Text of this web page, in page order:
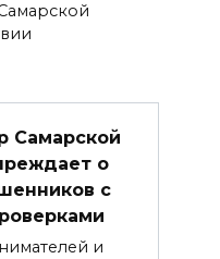
Самарской
о
с
и